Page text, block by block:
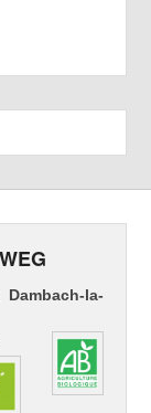
la-